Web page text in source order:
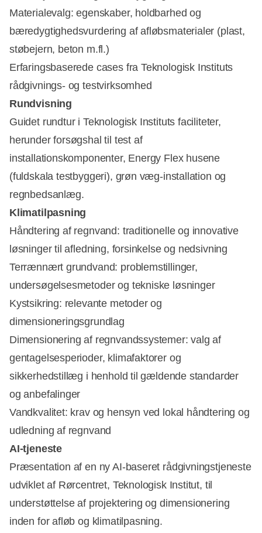
Materialevalg: egenskaber, holdbarhed og
bæredygtighedsvurdering af afløbsmaterialer (plast,
støbejern, beton m.fl.)
Erfaringsbaserede cases fra Teknologisk Instituts
rådgivnings- og testvirksomhed
Rundvisning
Guidet rundtur i Teknologisk Instituts faciliteter,
herunder forsøgshal til test af
installationskomponenter, Energy Flex husene
(fuldskala testbyggeri), grøn væg-installation og
regnbedsanlæg.
Klimatilpasning
Håndtering af regnvand: traditionelle og innovative
løsninger til afledning, forsinkelse og nedsivning
Terrænnært grundvand: problemstillinger,
undersøgelsesmetoder og tekniske løsninger
Kystsikring: relevante metoder og
dimensioneringsgrundlag
Dimensionering af regnvandssystemer: valg af
gentagelsesperioder, klimafaktorer og
sikkerhedstillæg i henhold til gældende standarder
og anbefalinger
Vandkvalitet: krav og hensyn ved lokal håndtering og
udledning af regnvand
AI-tjeneste
Præsentation af en ny AI-baseret rådgivningstjeneste
udviklet af Rørcentret, Teknologisk Institut, til
understøttelse af projektering og dimensionering
inden for afløb og klimatilpasning.